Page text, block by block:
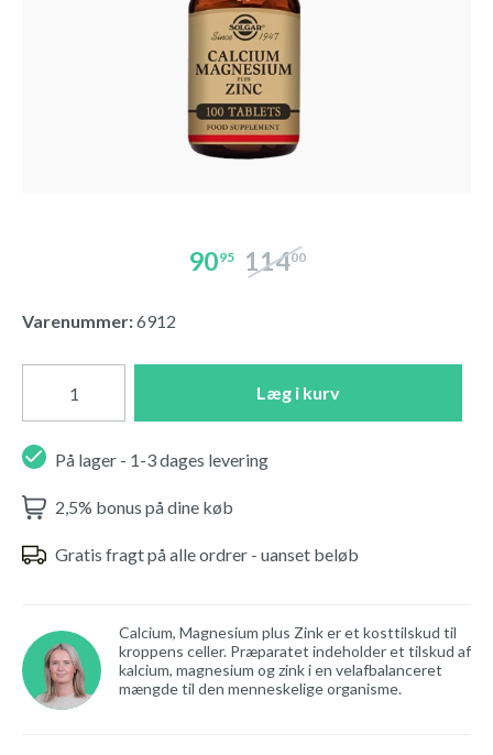
9095 11400
Varenummer:6912
Læg i kurv
På lager - 1-3 dages levering
2,5% bonus på dine køb
Gratis fragt på alle ordrer - uanset beløb
Calcium, Magnesium plus Zink er et kosttilskud til
kroppens celler. Præparatet indeholder et tilskud af
kalcium, magnesium og zink i en velafbalanceret
mængde til den menneskelige organisme.